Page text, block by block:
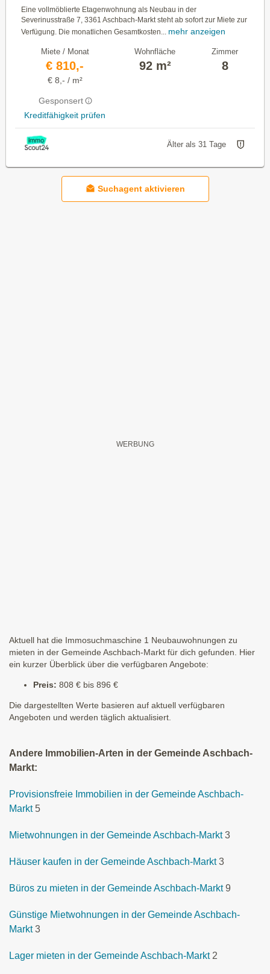
Eine vollmöblierte Etagenwohnung als Neubau in der
Severinusstraße 7, 3361 Aschbach-Markt steht ab sofort zur Miete zur
Verfügung. Die monatlichen Gesamtkosten...
mehr anzeigen
Miete / Monat
€ 810,-
€ 8,- / m²
Gesponsert
Kreditfähigkeit prüfen
Wohnfläche
92 m²
Zimmer
8
Älter als 31 Tage
Suchagent aktivieren
Aktuell hat die Immosuchmaschine 1 Neubauwohnungen zu
mieten in der Gemeinde Aschbach-Markt für dich gefunden. Hier
ein kurzer Überblick über die verfügbaren Angebote:
Preis: 808 € bis 896 €
Die dargestellten Werte basieren auf aktuell verfügbaren
Angeboten und werden täglich aktualisiert.
Andere Immobilien-Arten in der Gemeinde Aschbach-
Markt:
Provisionsfreie Immobilien in der Gemeinde Aschbach-
Markt 5
Mietwohnungen in der Gemeinde Aschbach-Markt 3
Häuser kaufen in der Gemeinde Aschbach-Markt 3
Büros zu mieten in der Gemeinde Aschbach-Markt 9
Günstige Mietwohnungen in der Gemeinde Aschbach-
Markt 3
Lager mieten in der Gemeinde Aschbach-Markt 2